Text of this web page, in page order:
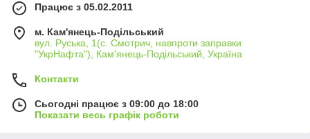
Працює з 05.02.2011
м. Кам'янець-Подільський
вул. Руська, 1(с. Смотрич, навпроти заправки
"УкрНафта"), Кам'янець-Подільський, Україна
Контакти
Сьогодні працює з 09:00 до 18:00
Показати весь графік роботи